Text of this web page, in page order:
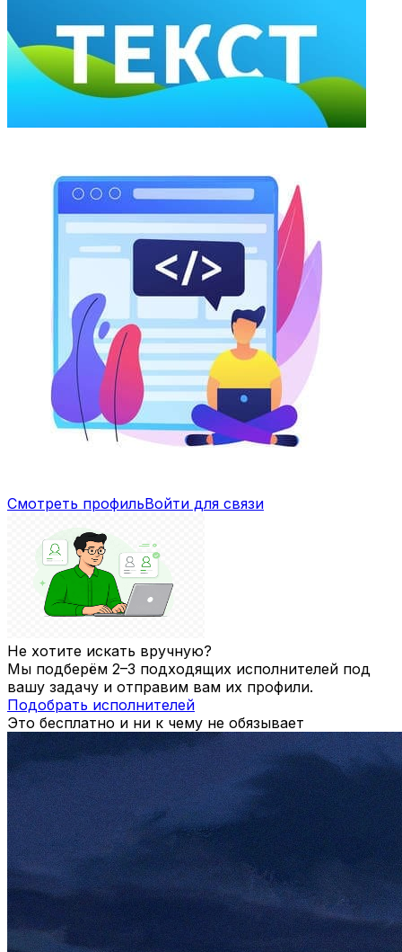
Смотреть профильВойти для связи
Не хотите искать вручную?
Мы подберём 2–3 подходящих исполнителей под
вашу задачу и отправим вам их профили.
Подобрать исполнителей
Это бесплатно и ни к чему не обязывает